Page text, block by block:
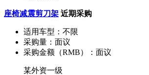
座椅减震剪刀架 近期采购
适用车型： 不限
采购量： 面议
采购金额（RMB）： 面议
某外资一级